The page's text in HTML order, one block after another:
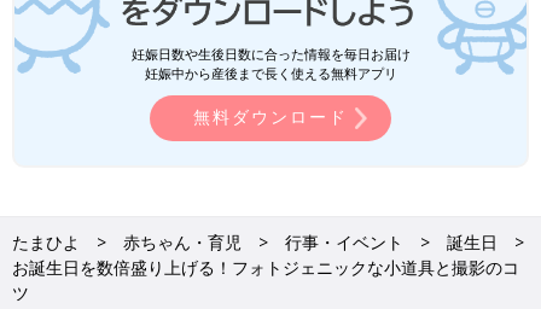
ク」
（取材・文／木村美穂）
【今回教えてくれたのはこの方！】
妊娠日数や生後日数に合った情報を毎日お届け
妊娠中から産後まで長く使える無料アプリ
無料ダウンロード
たまひよ 赤ちゃん・育児 行事・イベント
誕生日
お誕生日を数倍盛り上げる！フォトジェニックな小道具と撮影のコ
ツ